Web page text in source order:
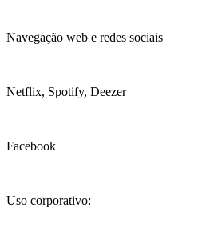
Navegação web e redes sociais
Netflix, Spotify, Deezer
Facebook
Uso corporativo: